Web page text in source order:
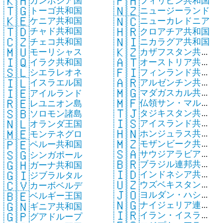
🇹🇬 トーゴ共和国
🇰🇪ケニア共和国
🇹🇩チャド共和国
🇨🇿チェコ共和国
🇲🇺モーリシャス
🇮🇶イラク共和国
🇸🇱シエラレオネ
🇮🇱イスラエル国
🇮🇪アイルランド
🇷🇪レユニオン島
🇸🇧ソロモン諸島
🇳🇱オランダ王国
🇲🇪モンテネグロ
🇵🇪ペルー共和国
🇸🇬シンガポール
🇬🇭ガーナ共和国
🇬🇮ジブラルタル
🇨🇻カーボベルデ
🇧🇪ベルギー王国
🇬🇳ギニア共和国
🇬🇵グアドループ
🇳🇿ニュージーランド
🇳🇨ニューカレドニア
🇭🇷クロアチア共和国
🇳🇮ニカラグア共和国
🇰🇿カザフスタン共和
国
🇦🇹オーストリア共和
国
🇫🇮フィンランド共和
国
🇦🇷アルゼンチン共和
国
🇲🇬マダガスカル共和
国
🇲🇫仏領サン・マルタ
ン
🇹🇯タジキスタン共和
国
🇮🇸アイスランド共和
国
🇭🇳ホンジュラス共和
国
🇲🇿モザンビーク共和
国
🇸🇦サウジアラビア王
国
🇧🇷ブラジル連邦共和
国
🇮🇩インドネシア共和
国
🇺🇿ウズベキスタン共
和国
🇯🇴ヨルダン・ハシミ
テ王国
🇳🇬ナイジェリア連邦
共和国
🇮🇷イラン・イスラム